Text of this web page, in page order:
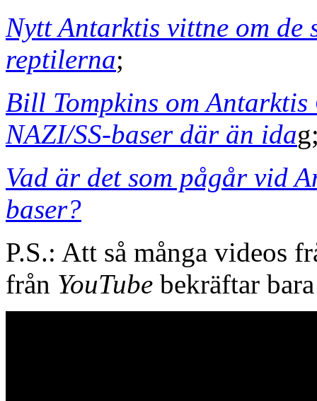
Nytt Antarktis vittne om
reptilerna;
Bill Tompkins om
NAZI/SS-baser där än ida
Vad är det som pågår vid
baser?
P.S.: Att så många videos
från YouTube bekräftar